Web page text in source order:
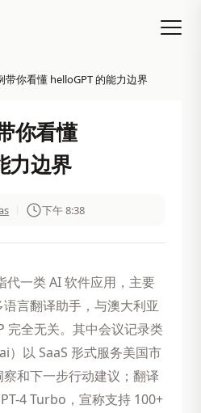
带你看懂 helloGPT 的能力边界
你看懂
力边界
下午 8:38
代一类 AI 软件应用，主要
言翻译助手，与澳大利亚
完全无关。其中会议记录类
）以 SaaS 形式服务美国市
和下一步行动建议；翻译
4 Turbo，宣称支持 100+